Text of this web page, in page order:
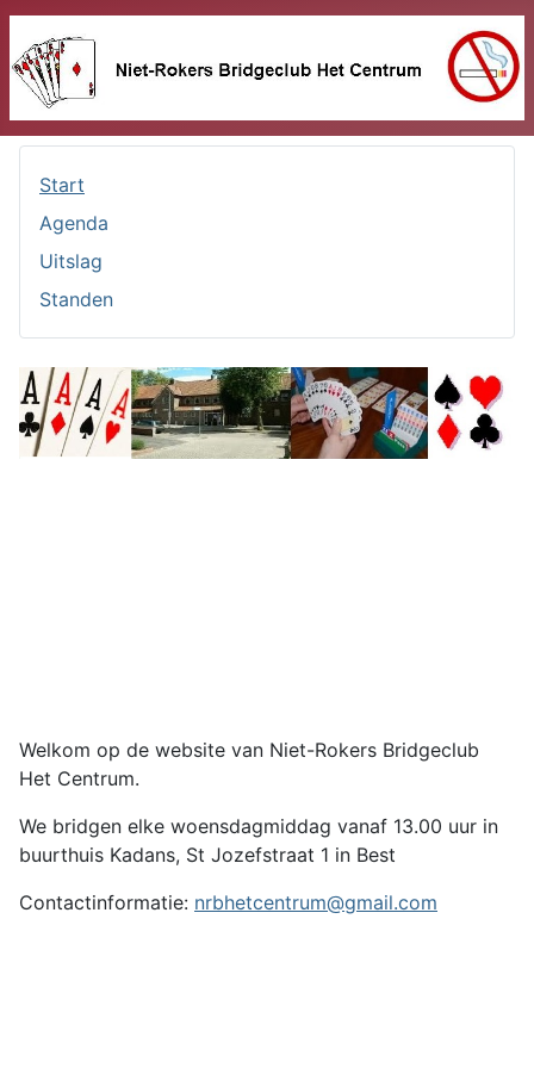
Start
Agenda
Uitslag
Standen
Welkom op de website van Niet-Rokers Bridgeclub
Het Centrum.
We bridgen elke woensdagmiddag vanaf 13.00 uur in
buurthuis Kadans, St Jozefstraat 1 in Best
Contactinformatie: nrbhetcentrum@gmail.com